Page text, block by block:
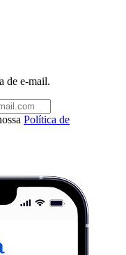
de e-mail.
Política de